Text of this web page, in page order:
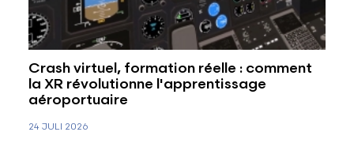
Crash virtuel, formation réelle : comment
la XR révolutionne l'apprentissage
aéroportuaire
24 JULI 2026